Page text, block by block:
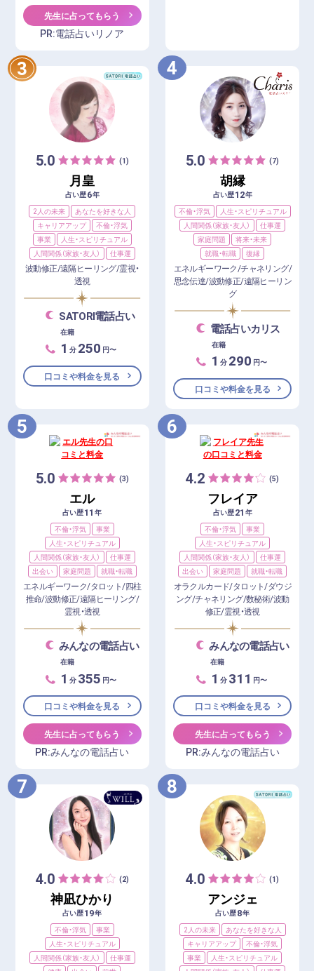
先生に占ってもらう
PR:電話占いリノア
3
5.0 (1)
月皇
占い歴6年
2人の未来
あなたを好きな人
キャリアアップ
不倫・浮気
事業
人生・スピリチュアル
人間関係（家族・友人）
仕事運
波動修正/遠隔ヒーリング/霊視・
透視
SATORI電話占い
在籍
1 分 250 円〜
口コミや料金を見る
4
5.0 (7)
胡縁
占い歴12年
不倫・浮気
人生・スピリチュアル
人間関係（家族・友人）
仕事運
家庭問題
将来・未来
就職・転職
復縁
エネルギーワーク/チャネリング/
思念伝達/波動修正/遠隔ヒーリン
グ
電話占いカリス
在籍
1 分 290 円〜
口コミや料金を見る
5
5.0 (3)
エル
占い歴11 年
不倫・浮気
事業
人生・スピリチュアル
人間関係（家族・友人）
仕事運
出会い
家庭問題 就職・転職
エネルギーワーク/タロット/四柱
推命/波動修正/遠隔ヒーリング/
霊視・透視
みんなの電話占い
在籍
1 分 355 円〜
口コミや料金を見る
先生に占ってもらう
PR:みんなの電話占い
6
4.2 (5)
フレイア
占い歴21 年
不倫・浮気
事業
人生・スピリチュアル
人間関係（家族・友人）
仕事運
出会い
家庭問題 就職・転職
オラクルカード/タロット/ダウジ
ング/チャネリング/数秘術/波動
修正/霊視・透視
みんなの電話占い
在籍
1 分 311 円〜
口コミや料金を見る
先生に占ってもらう
PR:みんなの電話占い
7
4.0 (2)
神凪ひかり
占い歴19年
不倫・浮気
事業
人生・スピリチュアル
人間関係（家族・友人）
仕事運
8
4.0 (1)
アンジェ
占い歴8年
2人の未来
あなたを好きな人
キャリアアップ
不倫・浮気
事業
人生・スピリチュアル